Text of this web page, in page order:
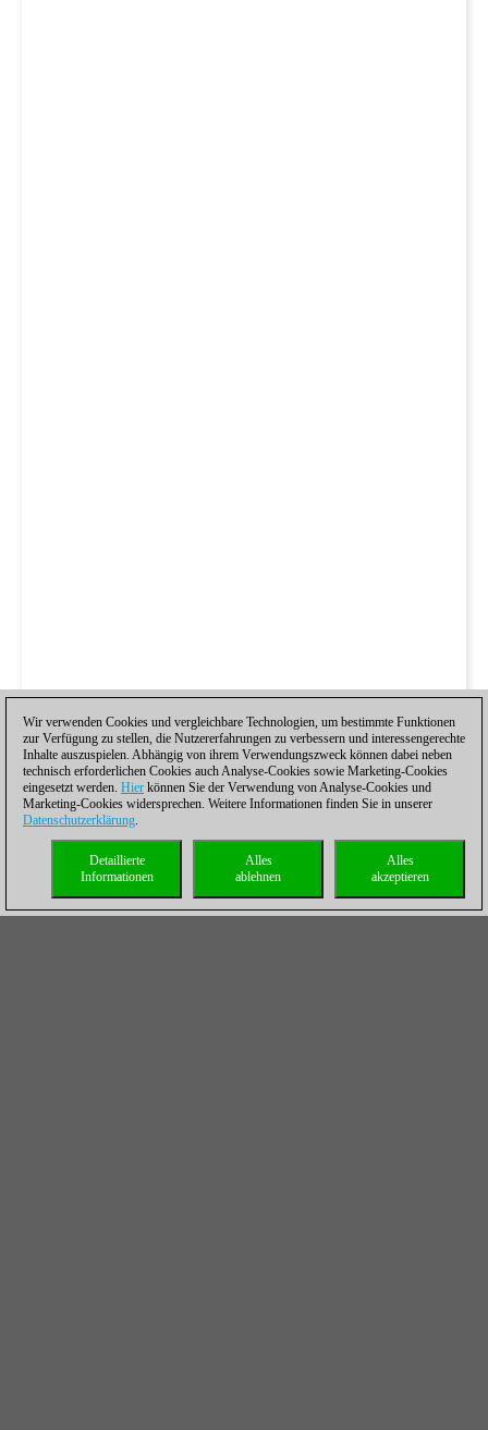
Wir verwenden Cookies und vergleichbare Technologien, um bestimmte Funktionen
zur Verfügung zu stellen, die Nutzererfahrungen zu verbessern und interessengerechte
Inhalte auszuspielen. Abhängig von ihrem Verwendungszweck können dabei neben
technisch erforderlichen Cookies auch Analyse-Cookies sowie Marketing-Cookies
eingesetzt werden. Hier können Sie der Verwendung von Analyse-Cookies und
Marketing-Cookies widersprechen. Weitere Informationen finden Sie in unserer
Datenschutzerklärung.
Alles
akzeptieren
Alles
ablehnen
Detaillierte
Informationen